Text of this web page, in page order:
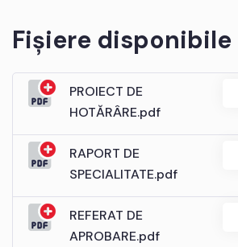
Fișiere disponibile
PROIECT DE
HOTĂRÂRE.pdf
RAPORT DE
SPECIALITATE.pdf
REFERAT DE
APROBARE.pdf